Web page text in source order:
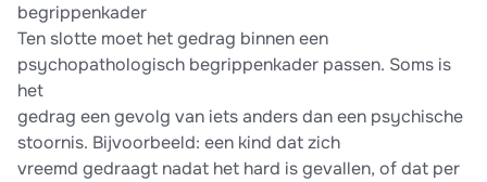
begrippenkader
Ten slotte moet het gedrag binnen een
psychopathologisch begrippenkader passen. Soms is
het
gedrag een gevolg van iets anders dan een psychische
stoornis. Bijvoorbeeld: een kind dat zich
vreemd gedraagt nadat het hard is gevallen, of dat per